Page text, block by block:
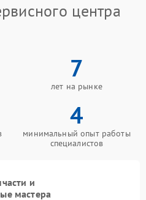
центра
7
лет на рынке
4
минимальный опыт работы
специалистов
и
мастера